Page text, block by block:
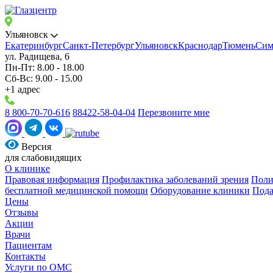
Ульяновск
ЕкатеринбургСанкт-ПетербургУльяновскКраснодарТюмень
ул. Радищева, 6
Пн-Пт: 8.00 - 18.00
Сб-Вс: 9.00 - 15.00
+1 адрес
8 800-70-70-616 88422-58-04-04 Перезвоните мне
Версия
для слабовидящих
О клинике
Правовая информация Профилактика заболеваний зрения
бесплатной медицинской помощи Оборудование клиники
Цены
Отзывы
Акции
Врачи
Пациентам
Контакты
Услуги по ОМС